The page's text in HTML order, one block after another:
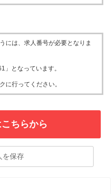
には、求人番号が必要となりま
となっています。
に行ってください。
ちらから